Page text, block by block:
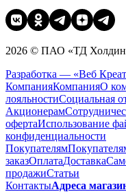
2026 © ПАО «ТД
Разработка — «Веб
КомпанияКомпанияО
лояльностиСоциальная
Акционерам
офертаИспользование
конфиденциальности
Покупателям
заказОплатаДоставка
продажиСтатьи
КонтактыАдреса